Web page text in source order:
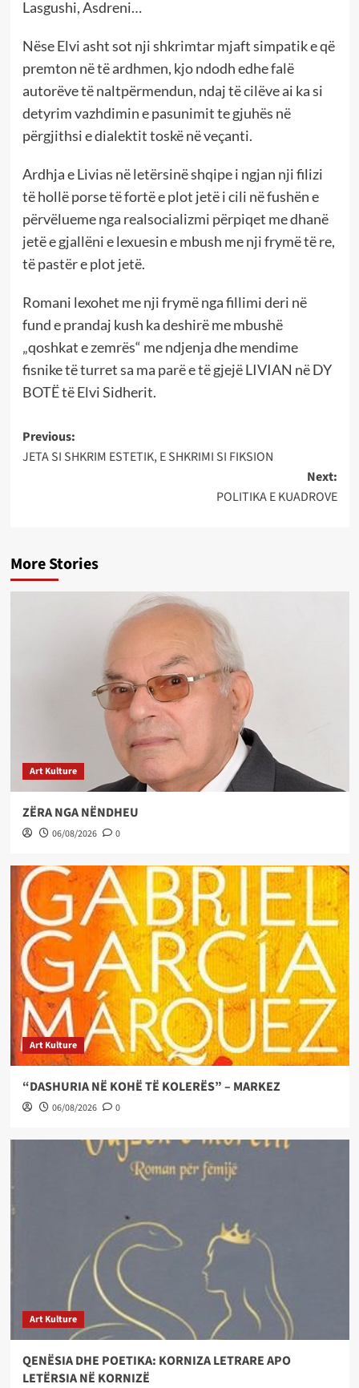
Lasgushi, Asdreni…
Nëse Elvi asht sot nji shkrimtar mjaft simpatik e që
premton në të ardhmen, kjo ndodh edhe falë
autorëve të naltpërmendun, ndaj të cilëve ai ka si
detyrim vazhdimin e pasunimit te gjuhës në
përgjithsi e dialektit toskë në veçanti.
Ardhja e Livias në letërsinë shqipe i ngjan nji filizi
të hollë porse të fortë e plot jetë i cili në fushën e
përvëlueme nga realsocializmi përpiqet me dhanë
jetë e gjallëni e lexuesin e mbush me nji frymë të re,
të pastër e plot jetë.
Romani lexohet me nji frymë nga fillimi deri në
fund e prandaj kush ka deshirë me mbushë
„qoshkat e zemrës“ me ndjenja dhe mendime
fisnike të turret sa ma parë e të gjejë LIVIAN në DY
BOTË të Elvi Sidherit.
Post
navigation
Previous:
JETA SI SHKRIM ESTETIK, E SHKRIMI SI FIKSION
Next:
POLITIKA E KUADROVE
More Stories
Art Kulture
ZËRA NGA NËNDHEU
06/08/2026 0
Art Kulture
“DASHURIA NË KOHË TË KOLERËS” – MARKEZ
06/08/2026 0
Art Kulture
QENËSIA DHE POETIKA: KORNIZA LETRARE APO
LETËRSIA NË KORNIZË